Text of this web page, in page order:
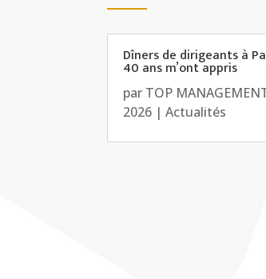
Dîners de dirigeants à
40 ans m’ont appris
par TOP
2026 |Actualités